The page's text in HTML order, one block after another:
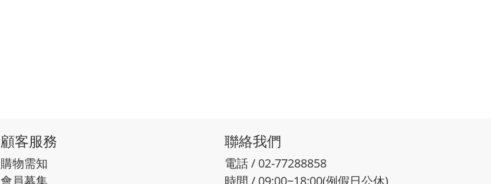
顧客服務
購物需知
聯絡我們
電話 / 02-77288858